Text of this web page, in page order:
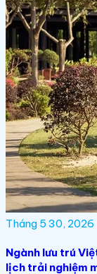
Tháng 5 30, 2026
Ngành lưu trú
lịch trải nghiệm